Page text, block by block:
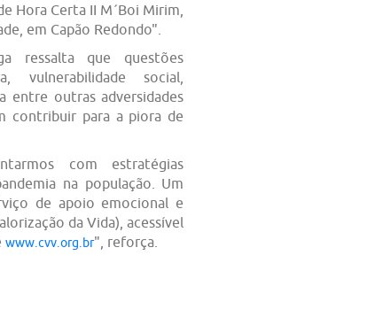
Hora Certa II M´Boi Mirim,
em Capão Redondo".
ressalta que questões
vulnerabilidade social,
entre outras adversidades
contribuir para a piora de
com estratégias
na população. Um
de apoio emocional e
da Vida), acessível
www.cvv.org.br", reforça.